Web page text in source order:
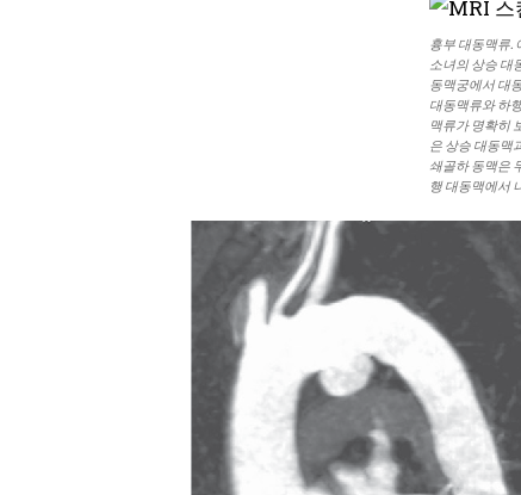
흉부 대동맥류.
소녀의 상승 대
동맥궁에서 대
대동맥류와 하
맥류가 명확히
은 상승 대동맥
쇄골하 동맥은
행 대동맥에서